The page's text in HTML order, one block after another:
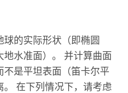
的实际形状（即椭圆
水准面）。 并计算曲面
不是平坦表面（笛卡尔平
。 在下列情况下，请考虑